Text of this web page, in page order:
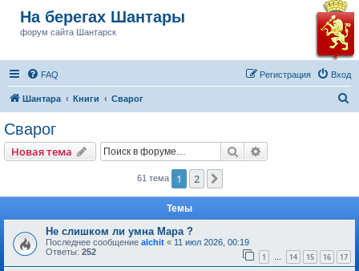
На берегах Шантары
форум сайта Шантарск
FAQ Вход
Регистрация
Шантара Книги Сварог
Сварог
Новая тема Поиск
61 тема 1 2
Темы
Не слишком ли умна Мара ?
Последнее сообщение alchit « 11 июл 2026, 00:19
Ответы: 252 1 … 14 15 16 17